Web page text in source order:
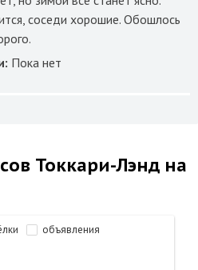
соседи хорошие. Обошлось
Пока нет
Токкари-Лэнд на
объявления